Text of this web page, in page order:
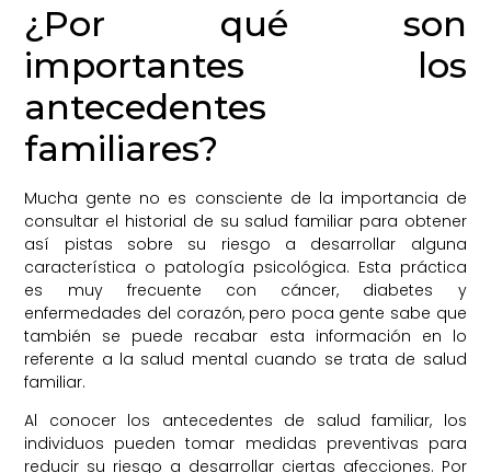
¿Por qué son
importantes los
antecedentes
familiares?
Mucha gente no es consciente de la importancia de
consultar el historial de su salud familiar para obtener
así pistas sobre su riesgo a desarrollar alguna
característica o patología psicológica. Esta práctica
es muy frecuente con cáncer, diabetes y
enfermedades del corazón, pero poca gente sabe que
también se puede recabar esta información en lo
referente a la salud mental cuando se trata de salud
familiar.
Al conocer los antecedentes de salud familiar, los
individuos pueden tomar medidas preventivas para
reducir su riesgo a desarrollar ciertas afecciones. Por